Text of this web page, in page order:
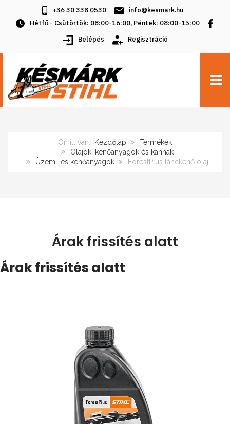
+36 30 338 0530
info@kesmark.hu
Hétfő - Csütörtök: 08:00-16:00, Péntek: 08:00-15:00
Belépés
Regisztráció
Ön itt van: Kezdőlap
Termékek
Olajok, kenőanyagok és kannák
Üzem- és kenőanyagok
ForestPlus lánckenő olaj
Árak frissítés alatt
Árak frissítés alatt